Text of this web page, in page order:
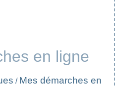
en ligne
/ Mes démarches en